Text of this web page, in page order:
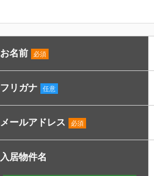
お名前 必須
フリガナ 任意
メールアドレス 必須
入居物件名